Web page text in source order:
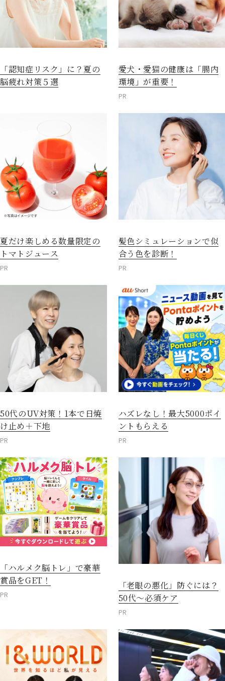
「認知症リスク」に？夏の
脳疲れ対策５選
愛犬・愛猫の健康は「腸内
環境」が重要！
PR
夏だけ楽しめる数量限定の
トマトジュース
PR
髪色シミュレーションで似
合う色を診断！
PR
50代のUV対策！1本で日焼
け止め＋下地
PR
ハズレなし！最大5000ポイ
ントもらえる
PR
「ハルメク脳トレ」で豪華
賞品をGET！
PR
「老眼の悪化」防ぐには？
50代～必須ケア
PR
閉じる